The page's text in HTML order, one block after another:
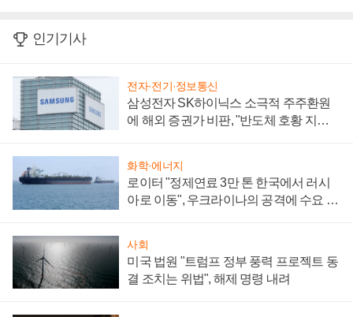
인기기사
전자·전기·정보통신
삼성전자 SK하이닉스 소극적 주주환원
에 해외 증권가 비판, "반도체 호황 지속
화학·에너지
로이터 "정제연료 3만 톤 한국에서 러시
아로 이동", 우크라이나의 공격에 수요 늘
사회
미국 법원 "트럼프 정부 풍력 프로젝트 동
결 조치는 위법", 해제 명령 내려